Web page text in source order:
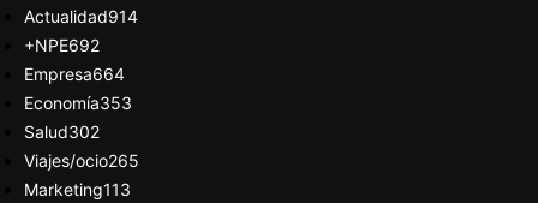
Actualidad914
+NPE692
Empresa664
Economía353
Salud302
Viajes/ocio265
Marketing113